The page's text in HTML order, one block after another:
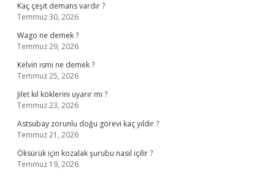
Kaç çeşit demans vardır ?
Temmuz 30, 2026
Wago ne demek ?
Temmuz 29, 2026
Kelvin ismi ne demek ?
Temmuz 25, 2026
Jilet kıl köklerini uyarır mı ?
Temmuz 23, 2026
Astsubay zorunlu doğu görevi kaç yıldır ?
Temmuz 21, 2026
Öksürük için kozalak şurubu nasıl içilir ?
Temmuz 19, 2026